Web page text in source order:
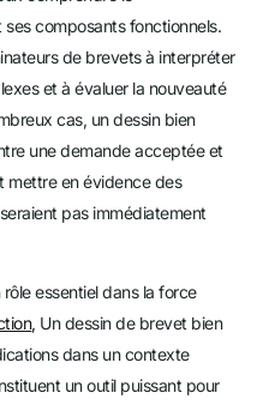
composants fonctionnels.
de brevets à interpréter
et à évaluer la nouveauté
cas, un dessin bien
une demande acceptée et
mettre en évidence des
pas immédiatement
essentiel dans la force
, Un dessin de brevet bien
dans un contexte
un outil puissant pour